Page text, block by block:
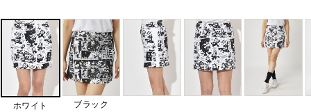
ホワイト ブラック